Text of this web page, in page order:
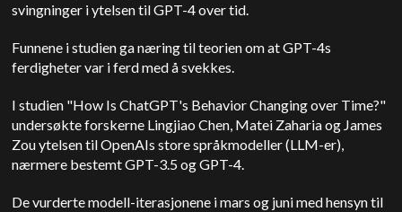
svingninger i ytelsen til GPT-4 over tid.
Funnene i studien ga næring til teorien om at GPT-4s
ferdigheter var i ferd med å svekkes.
I studien "How Is ChatGPT's Behavior Changing over Time?"
undersøkte forskerne Lingjiao Chen, Matei Zaharia og James
Zou ytelsen til OpenAIs store språkmodeller (LLM-er),
nærmere bestemt GPT-3.5 og GPT-4.
De vurderte modell-iterasjonene i mars og juni med hensyn til